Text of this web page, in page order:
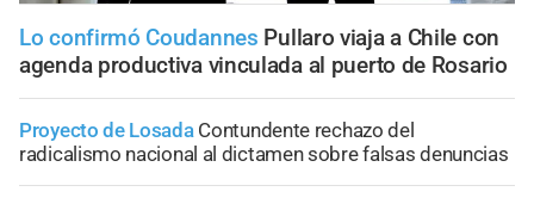
Lo confirmó Coudannes Pullaro viaja a Chile con
agenda productiva vinculada al puerto de Rosario
Proyecto de Losada Contundente rechazo del
radicalismo nacional al dictamen sobre falsas denuncias